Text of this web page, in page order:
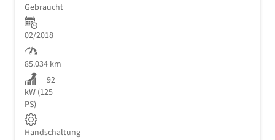
Gebraucht
02/2018
85.034 km
92
kW (125
PS)
Handschaltung